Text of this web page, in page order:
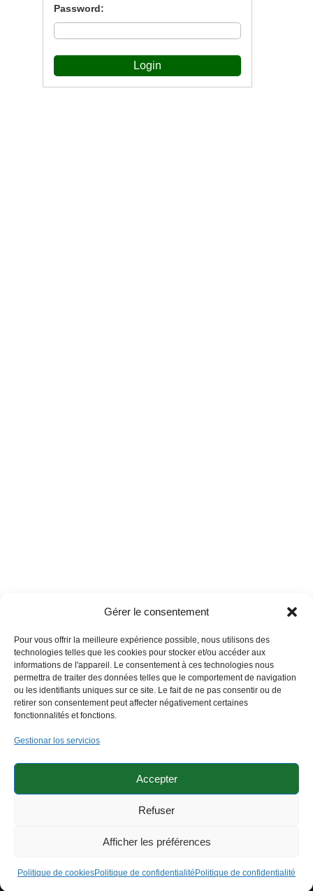
Gérer le consentement
Pour vous offrir la meilleure expérience possible, nous utilisons des
technologies telles que les cookies pour stocker et/ou accéder aux
informations de l'appareil. Le consentement à ces technologies nous
permettra de traiter des données telles que le comportement de navigation
ou les identifiants uniques sur ce site. Le fait de ne pas consentir ou de
retirer son consentement peut affecter négativement certaines
fonctionnalités et fonctions.
Gestionar los servicios
Accepter
Refuser
Afficher les préférences
Politique de cookiesPolitique de confidentialité Politique de confidentialité
Password:
Login
Politique de confidentialité
Politique de qualité
Airlift IA
Politique de cookies (UE)
@ copyright 2020 Ascensores Domésticos, S.L.